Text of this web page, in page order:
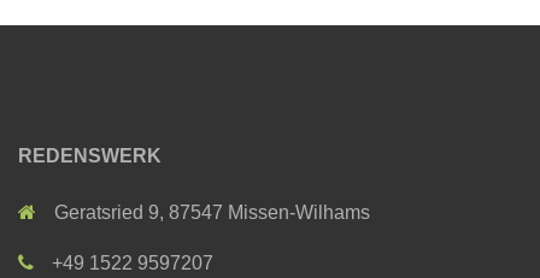
REDENSWERK
Geratsried 9, 87547 Missen-Wilhams
+49 1522 9597207